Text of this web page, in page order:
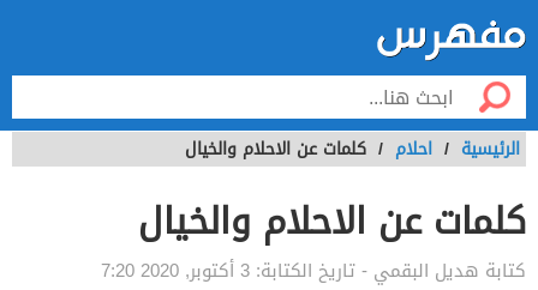
الرئيسية / احلام / كلمات عن الاحلام والخيال
كلمات عن الاحلام والخيال
كتابة هديل البقمي - تاريخ الكتابة: 3 أكتوبر, 2020 7:20